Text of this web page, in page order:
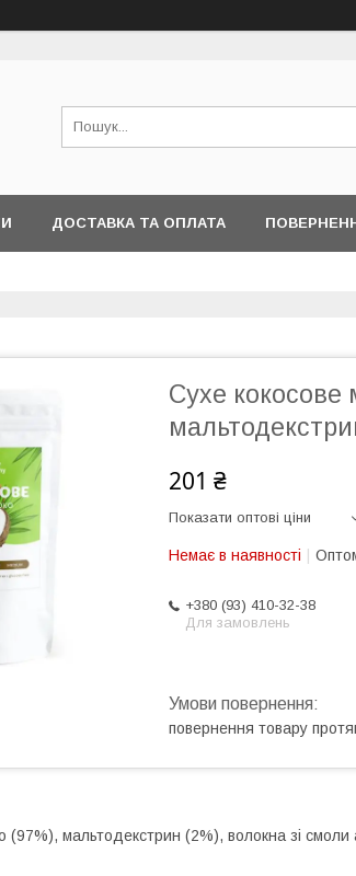
ДОСТАВКА ТА ОПЛАТА
Сухе кокосове
201 ₴
Показати оптові ціни
Немає в наявності
+380 (93) 410-32-38
Для замовлень
повернення товару
(97%), мальтодекстрин (2%), волокна зі